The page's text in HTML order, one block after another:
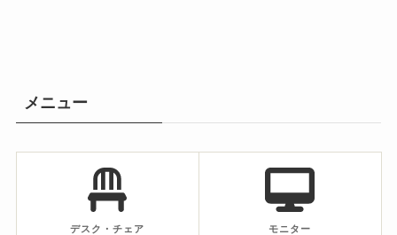
メニュー
デスク・チェア モニター